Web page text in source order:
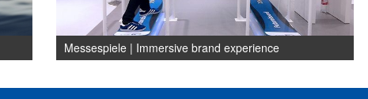
Messespiele | Immersive brand experience